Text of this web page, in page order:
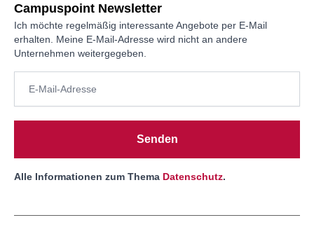
Campuspoint Newsletter
Ich möchte regelmäßig interessante Angebote per E-Mail
erhalten. Meine E-Mail-Adresse wird nicht an andere
Unternehmen weitergegeben.
Senden
Alle Informationen zum Thema Datenschutz.